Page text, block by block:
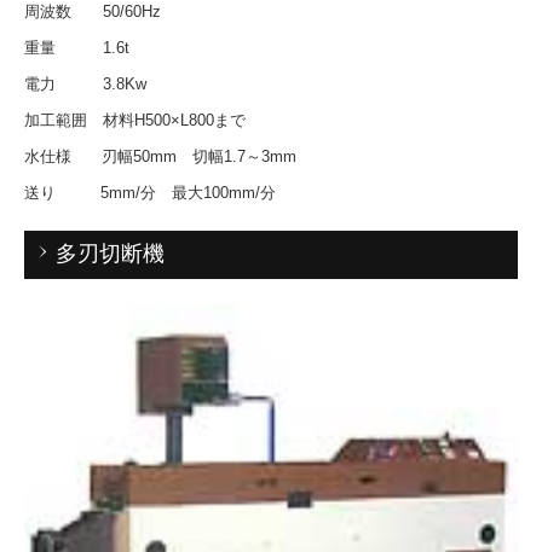
周波数 50/60Hz
重量 1.6t
電力 3.8Kw
加工範囲 材料H500×L800まで
水仕様 刃幅50mm 切幅1.7～3mm
送り 5mm/分 最大100mm/分
多刃切断機